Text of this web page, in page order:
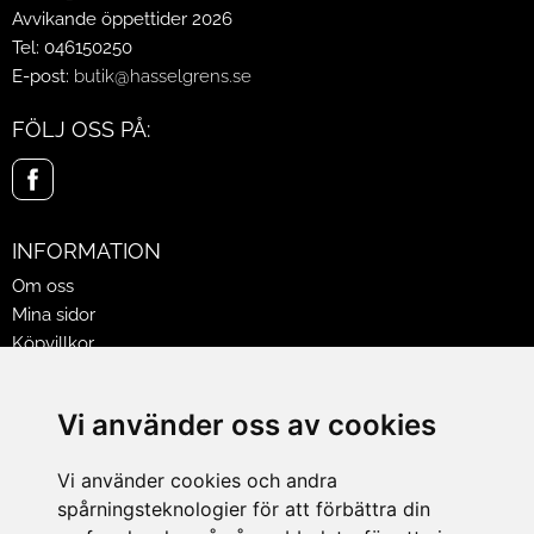
Vi använder oss av cookies
Vi använder cookies och andra
spårningsteknologier för att förbättra din
Avvikande öppettider 2026
Tel: 046150250
E-post: butik@hasselgrens.se
FÖLJ OSS PÅ:
INFORMATION
Om oss
Mina sidor
Köpvillkor
Jobba på Hasselgrens
LEVERANS